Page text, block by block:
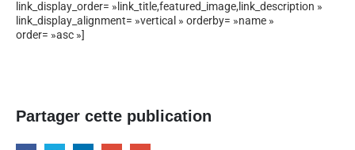
link_display_order= »link_title,featured_image,link_description »
link_display_alignment= »vertical » orderby= »name »
order= »asc »]
Partager cette publication